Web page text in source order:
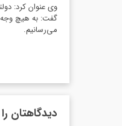
گفت: به هیچ وجه
می‌رسانیم.
دیدگاهتان